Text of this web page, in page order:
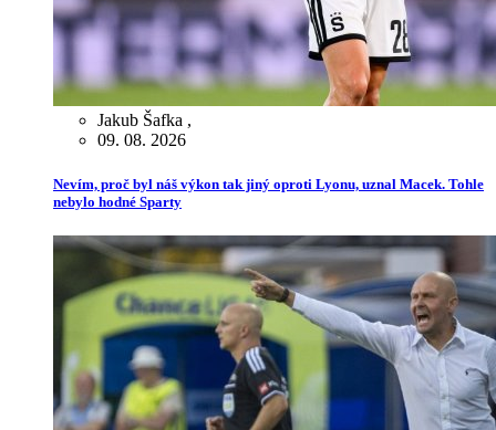
Jakub Šafka ,
09. 08. 2026
Nevím, proč byl náš výkon tak jiný oproti Lyonu, uznal Macek. Tohle
nebylo hodné Sparty